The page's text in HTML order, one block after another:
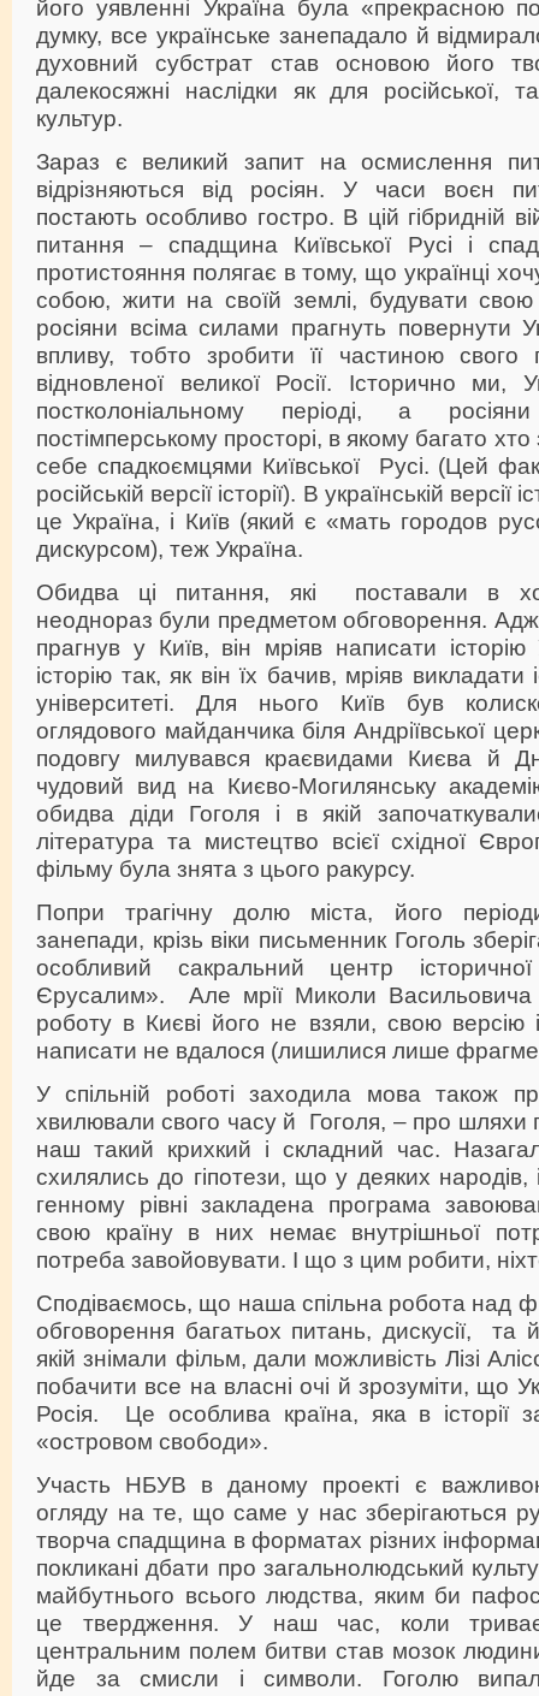
його уявленні Україна була «прекрасною
думку, все українське занепадало й
духовний субстрат став основою його
далекосяжні наслідки як для російської,
культур.
Зараз є великий запит на осмислення
відрізняються від росіян. У часи воєн
постають особливо гостро. В цій гібридній
питання – спадщина Київської Русі і
протистояння полягає в тому, що українці
собою, жити на своїй землі, будувати свою
росіяни всіма силами прагнуть повернути
впливу, тобто зробити її частиною свого
відновленої великої Росії. Історично ми,
постколоніальному періоді, а
постімперському просторі, в якому багато
себе спадкоємцями Київської Русі. (Цей
російській версії історії). В українській версії
це Україна, і Київ (який є «мать городов
дискурсом), теж Україна.
Обидва ці питання, які поставали в
неоднораз були предметом обговорення.
прагнув у Київ, він мріяв написати історію
історію так, як він їх бачив, мріяв викладати
університеті. Для нього Київ був
оглядового майданчика біля Андріївської
подовгу милувався краєвидами Києва й
чудовий вид на Києво-Могилянську
обидва діди Гоголя і в якій
література та мистецтво всієї східної
фільму була знята з цього ракурсу.
Попри трагічну долю міста, його
занепади, крізь віки письменник Гоголь
особливий сакральний центр
Єрусалим». Але мрії Миколи Васильовича
роботу в Києві його не взяли, свою версію
написати не вдалося (лишилися лише
У спільній роботі заходила мова також
хвилювали свого часу й Гоголя, – про шляхи
наш такий крихкий і складний час.
схилялись до гіпотези, що у деяких народів,
генному рівні закладена програма
свою країну в них немає внутрішньої
потреба завойовувати. І що з цим робити,
Сподіваємось, що наша спільна робота над
обговорення багатьох питань, дискусії,
якій знімали фільм, дали можливість Лізі
побачити все на власні очі й зрозуміти, що
Росія. Це особлива країна, яка в історії
«островом свободи».
Участь НБУВ в даному проекті є
огляду на те, що саме у нас зберігаються
творча спадщина в форматах різних
покликані дбати про загальнолюдський
майбутнього всього людства, яким би
це твердження. У наш час, коли триває
центральним полем битви став мозок
йде за смисли і символи. Гоголю